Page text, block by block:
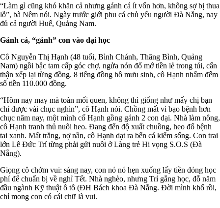
“Làm gì cũng khó khăn cả nhưng gánh cá ít vốn hơn, không sợ bị thua
lỗ”, bà Nêm nói. Ngày trước giới phu cá chủ yếu người Đà Nẵng, nay
đủ cả người Huế, Quảng Nam.
Gánh cá, “gánh” con vào đại học
Cô Nguyễn Thị Hạnh (48 tuổi, Bình Chánh, Thăng Bình, Quảng
Nam) ngồi bậc tam cấp góc chợ, ngửa nón đổ mớ tiền lẻ trong túi, cẩn
thận xếp lại từng đồng. 8 tiếng đồng hồ mưu sinh, cô Hạnh nhẩm đếm
số tiền 110.000 đồng.
“Hôm nay may mà toàn mối quen, không thì giống như mấy chị bạn
chỉ được vài chục nghìn”, cô Hạnh nói. Chồng mất vì bạo bệnh hơn
chục năm nay, một mình cố Hạnh gồng gánh 2 con dại. Nhà làm nông,
cô Hạnh tranh thủ nuôi heo. Đang đến độ xuất chuồng, heo đổ bệnh
tai xanh. Mất trắng, nợ nần, cô Hạnh dạt ra bến cá kiếm sống. Con trai
lớn Lê Đức Trí từng phải gửi nuôi ở Làng trẻ Hi vọng S.O.S (Đà
Nẵng).
Giọng cô chớm vui: sáng nay, con nó nó hẹn xuống lấy tiền đóng học
phí để chuẩn bị về nghỉ Tết. Nhà nghèo, nhưng Trí gắng học, đỗ năm
đầu ngành Kỹ thuật ô tô (ĐH Bách khoa Đà Nẵng. Đời mình khổ rồi,
chỉ mong con có cái chữ là vui.